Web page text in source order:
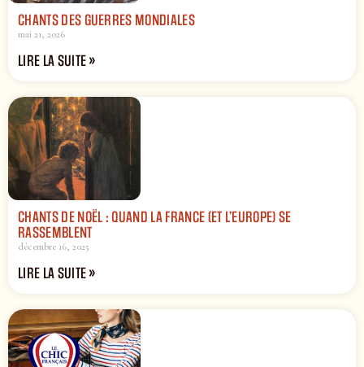
CHANTS DES GUERRES MONDIALES
mai 21, 2026
LIRE LA SUITE »
CHANTS DE NOËL : QUAND LA FRANCE (ET L’EUROPE) SE
RASSEMBLENT
décembre 16, 2025
LIRE LA SUITE »